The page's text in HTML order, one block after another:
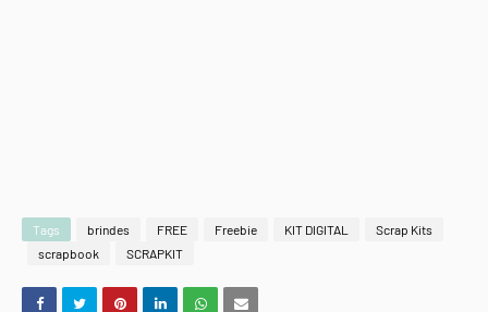
Tags brindes FREE Freebie KIT DIGITAL
Scrap Kits
scrapbook
SCRAPKIT